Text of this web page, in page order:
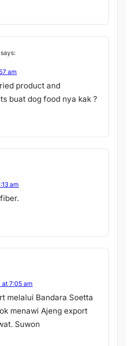
says:
am
product and
buat dog food nya kak ?
am
at 7:05 am
melalui Bandara Soetta
menawi Ajeng export
Suwon